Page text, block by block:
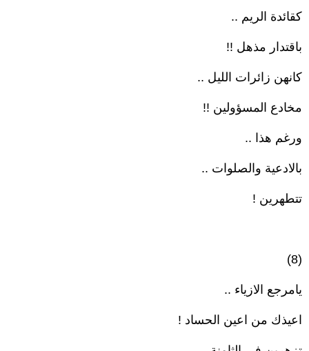
كقائدة الريم ..
باقتدار مذهل !!
كانهن زائرات الليل ..
مخادع المسؤولين !!
ورغم هذا ..
بالادعية والصلوات ..
تتطهرين !
(8)
يامرجع الازياء ..
اعيذك من اعين الحساد !